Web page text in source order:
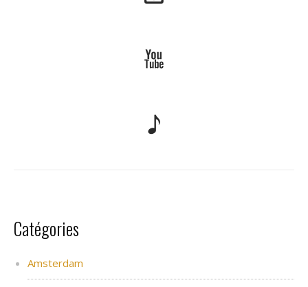
Catégories
Amsterdam